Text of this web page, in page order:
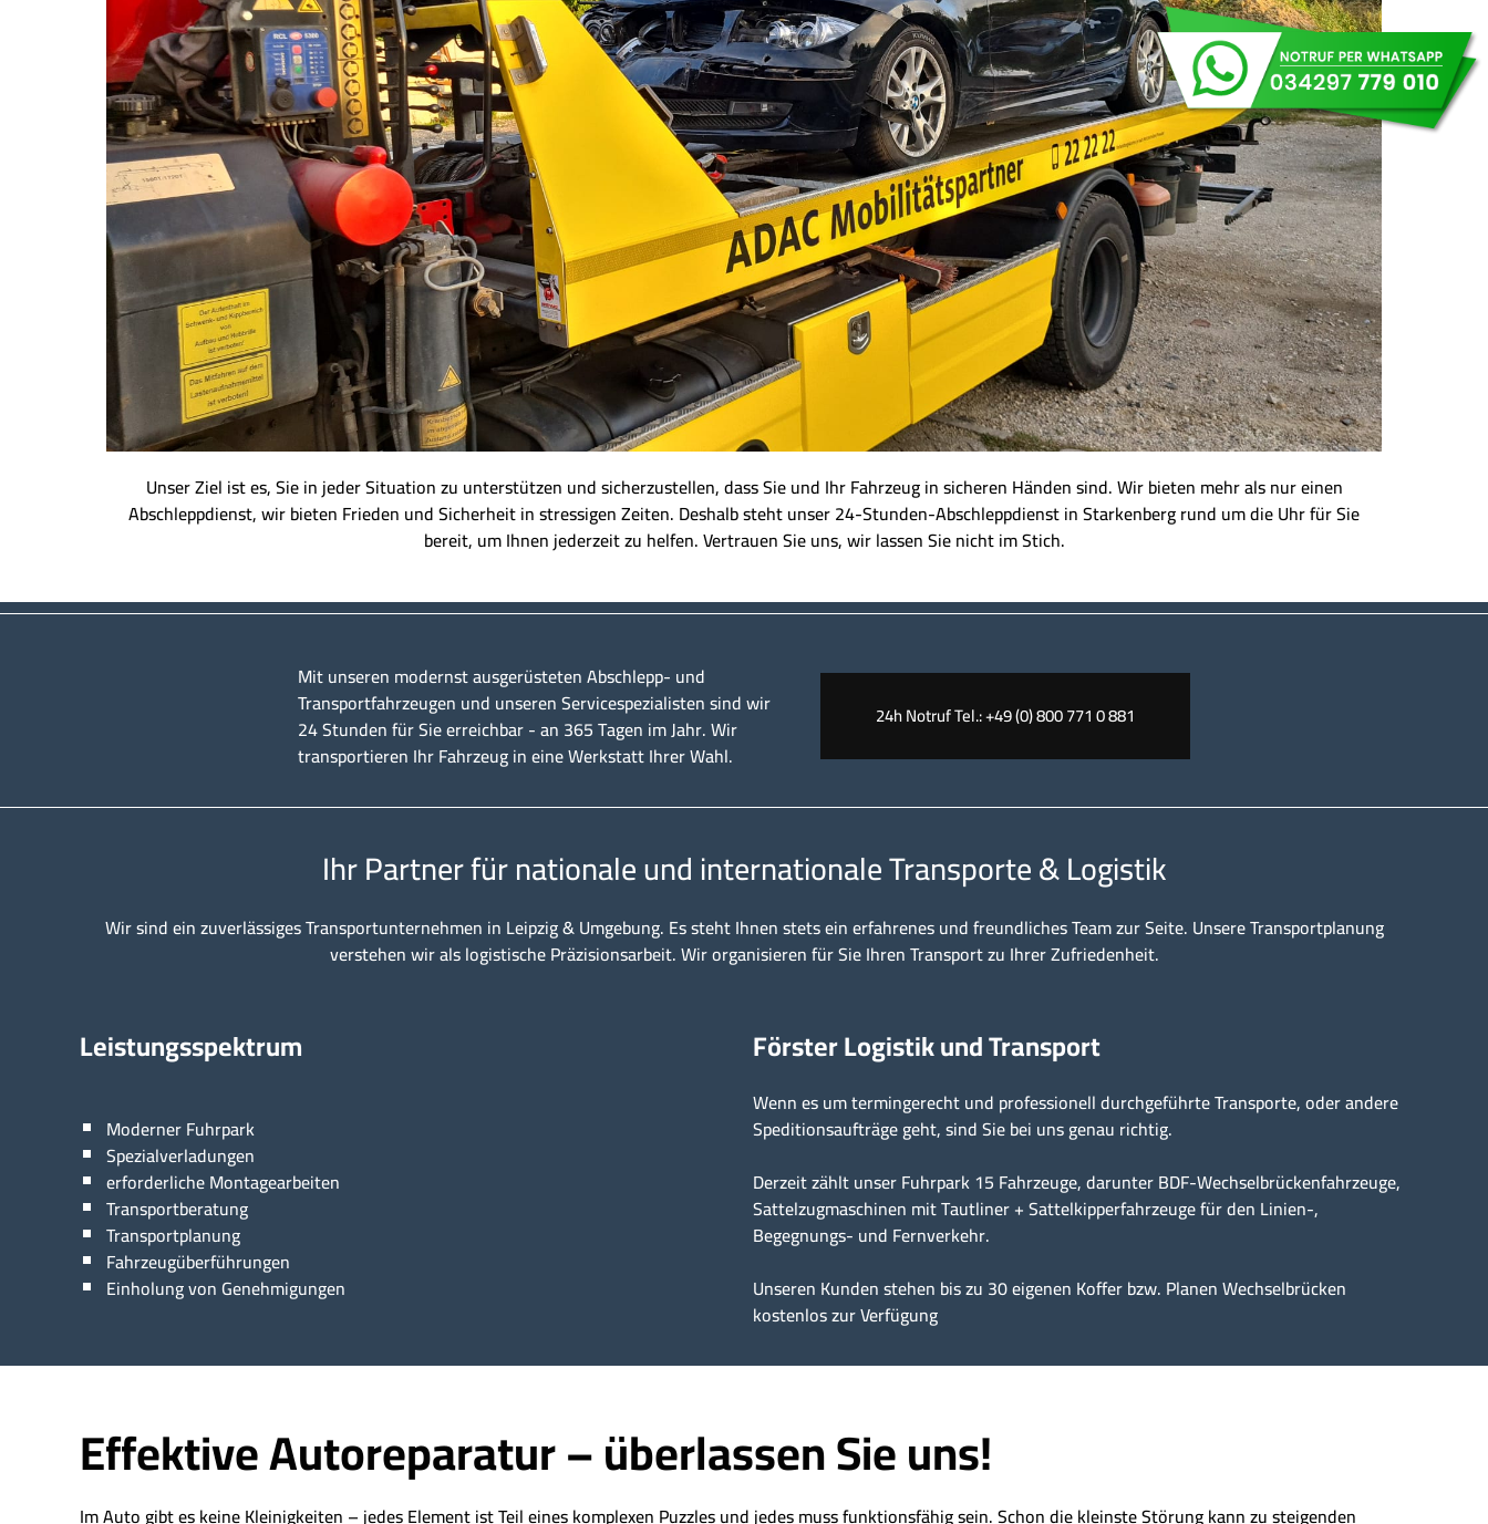
Unser Ziel ist es, Sie in jeder Situation zu unterstützen und sicherzustellen, dass Sie und Ihr Fahrzeug in sicheren Händen sind. Wir bieten mehr als nur einen
Abschleppdienst, wir bieten Frieden und Sicherheit in stressigen Zeiten. Deshalb steht unser 24-Stunden-Abschleppdienst in Starkenberg rund um die Uhr für Sie
bereit, um Ihnen jederzeit zu helfen. Vertrauen Sie uns, wir lassen Sie nicht im Stich.
Mit unseren modernst ausgerüsteten Abschlepp- und
Transportfahrzeugen und unseren Servicespezialisten sind wir
24 Stunden für Sie erreichbar - an 365 Tagen im Jahr. Wir
transportieren Ihr Fahrzeug in eine Werkstatt Ihrer Wahl.
24h Notruf Tel.: +49 (0) 800 771 0 881
Ihr Partner für nationale und internationale Transporte & Logistik
Wir sind ein zuverlässiges Transportunternehmen in Leipzig & Umgebung. Es steht Ihnen stets ein erfahrenes und freundliches Team zur Seite. Unsere Transportplanung
verstehen wir als logistische Präzisionsarbeit. Wir organisieren für Sie Ihren Transport zu Ihrer Zufriedenheit.
Leistungsspektrum
Moderner Fuhrpark
Spezialverladungen
erforderliche Montagearbeiten
Transportberatung
Transportplanung
Fahrzeugüberführungen
Einholung von Genehmigungen
Förster Logistik und Transport
Wenn es um termingerecht und professionell durchgeführte Transporte, oder andere
Speditionsaufträge geht, sind Sie bei uns genau richtig.
Derzeit zählt unser Fuhrpark 15 Fahrzeuge, darunter BDF-Wechselbrückenfahrzeuge,
Sattelzugmaschinen mit Tautliner + Sattelkipperfahrzeuge für den Linien-,
Begegnungs- und Fernverkehr.
Unseren Kunden stehen bis zu 30 eigenen Koffer bzw. Planen Wechselbrücken
kostenlos zur Verfügung
Effektive Autoreparatur – überlassen Sie uns!
Im Auto gibt es keine Kleinigkeiten – jedes Element ist Teil eines komplexen Puzzles und jedes muss funktionsfähig sein. Schon die kleinste Störung kann zu steigenden